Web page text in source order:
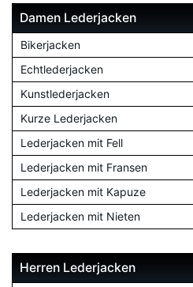
Damen Lederjacken
Bikerjacken
Echtlederjacken
Kunstlederjacken
Kurze Lederjacken
Lederjacken mit Fell
Lederjacken mit Fransen
Lederjacken mit Kapuze
Lederjacken mit Nieten
Herren Lederjacken